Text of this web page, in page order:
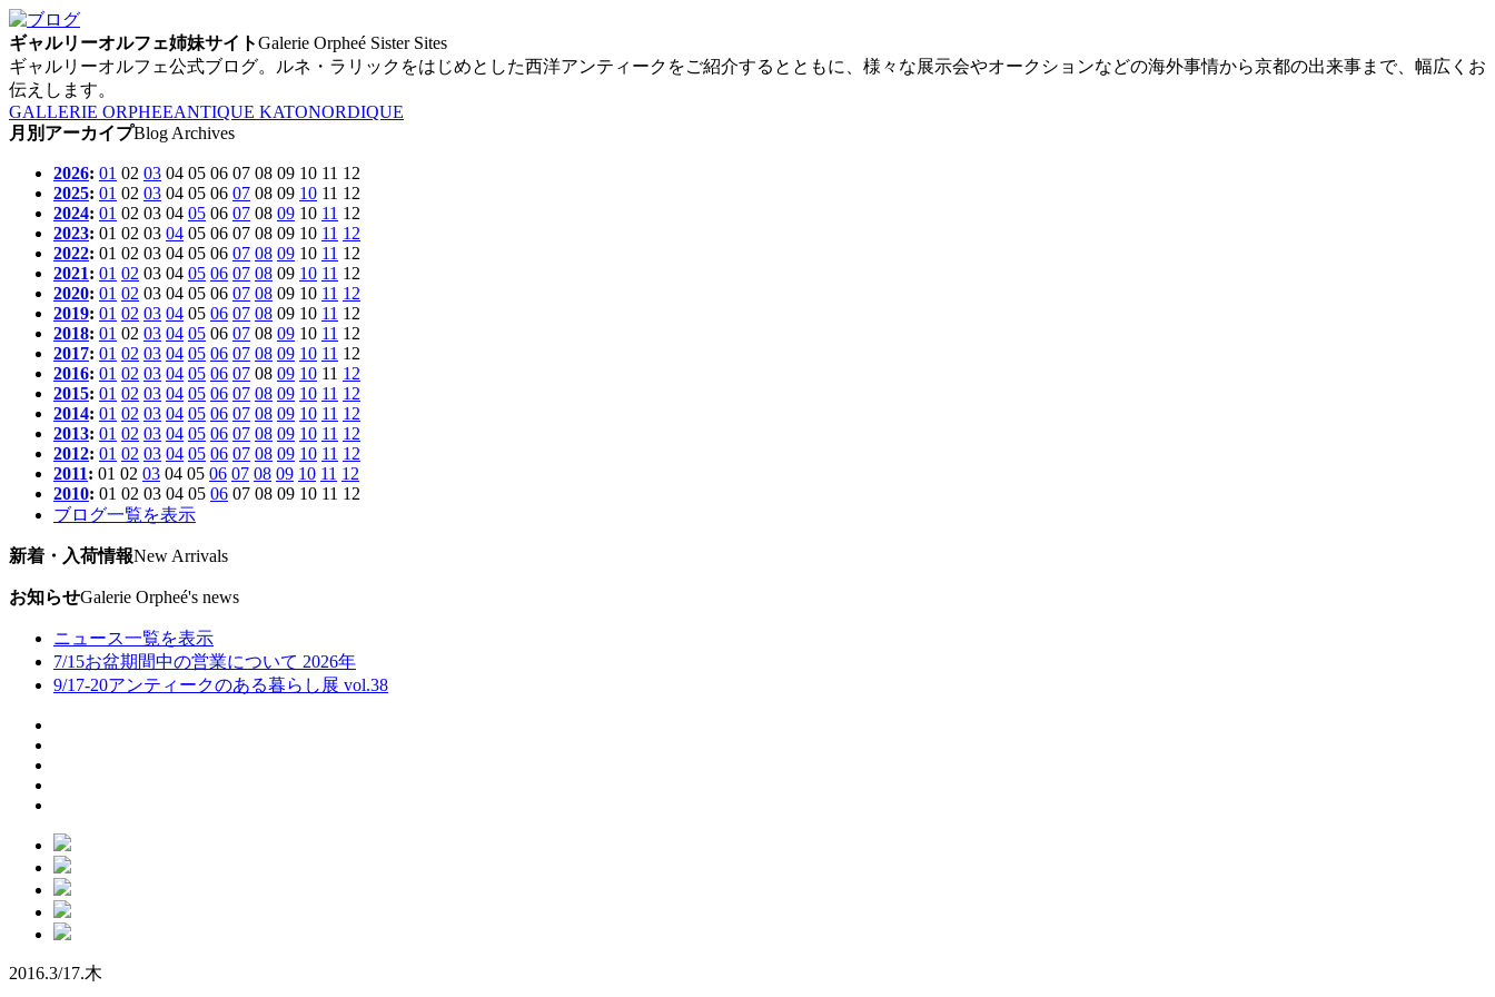
ギャルリーオルフェ姉妹サイトGalerie Orpheé Sister Sites
ギャルリーオルフェ公式ブログ。ルネ・ラリックをはじめとした西洋アンティークをご紹介するとともに、様々な展示会やオークションなどの海外事情から京都の出来事まで、幅広くお
伝えします。
GALLERIE ORPHEEANTIQUE KATONORDIQUE
月別アーカイプBlog Archives
2026: 01 02 03 04 05 06 07 08 09 10 11 12
2025: 01 02 03 04 05 06 07 08 09 10 11 12
2024: 01 02 03 04 05 06 07 08 09 10 11 12
2023: 01 02 03 04 05 06 07 08 09 10 11 12
2022: 01 02 03 04 05 06 07 08 09 10 11 12
2021: 01 02 03 04 05 06 07 08 09 10 11 12
2020: 01 02 03 04 05 06 07 08 09 10 11 12
2019: 01 02 03 04 05 06 07 08 09 10 11 12
2018: 01 02 03 04 05 06 07 08 09 10 11 12
2017: 01 02 03 04 05 06 07 08 09 10 11 12
2016: 01 02 03 04 05 06 07 08 09 10 11 12
2015: 01 02 03 04 05 06 07 08 09 10 11 12
2014: 01 02 03 04 05 06 07 08 09 10 11 12
2013: 01 02 03 04 05 06 07 08 09 10 11 12
2012: 01 02 03 04 05 06 07 08 09 10 11 12
2011: 01 02 03 04 05 06 07 08 09 10 11 12
2010: 01 02 03 04 05 06 07 08 09 10 11 12
ブログ一覧を表示
新着・入荷情報New Arrivals
お知らせGalerie Orpheé's news
ニュース一覧を表示
7/15お盆期間中の営業について 2026年
9/17-20アンティークのある暮らし展 vol.38
2016.3/17.木